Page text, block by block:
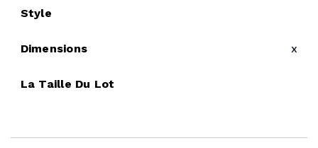
Style
Dimensions x
La Taille Du Lot